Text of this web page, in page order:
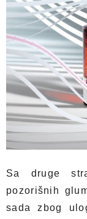
Sa druge
pozorišnih
sada zbog